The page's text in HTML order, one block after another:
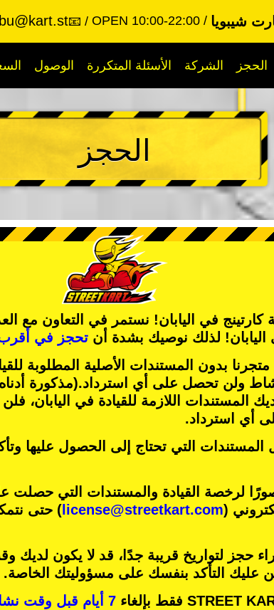
شيبويا 📧 OPEN 10:00-22:00
الوصول الأسئلة المتكررة الشركة الحجز
الحجز
كارتينج في اليابان! نستمر في التعاون مع
لذلك نوصيك بشدة أن تحجز في
بدون المستندات الأصلية المطلوبة
ولن تحصل على أي استرداد.(مذكورة أدناه
المستندات اللازمة للقيادة في اليابان،
أي استرداد.
المستندات التي تحتاج إلى الحصول عليها
لرخصة القيادة والمستندات التي حصلت
(
license@streetkart.com ) حتى
حجز لتواريخ قريبة جدًا، قد لا يكون لديك
عليك التأكد بنفسك على مسؤوليتك الخاصة.
7 أيام قبل وقت نشاطك